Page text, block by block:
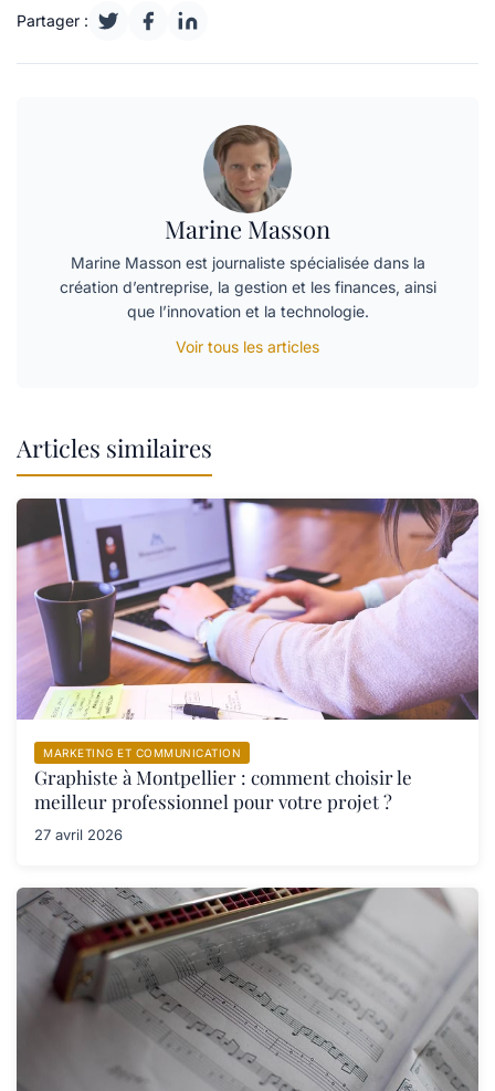
Partager :
Marine Masson
Marine Masson est journaliste spécialisée dans la
création d’entreprise, la gestion et les finances, ainsi
que l’innovation et la technologie.
Voir tous les articles
Articles similaires
MARKETING ET COMMUNICATION
Graphiste à Montpellier : comment choisir le
meilleur professionnel pour votre projet ?
27 avril 2026